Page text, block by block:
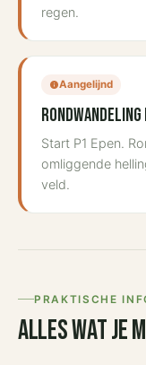
regen.
infoAangelijnd
Rondwandeling
Start P1 Epen.
omliggende
veld.
PRAKTISCHE
Alles wat je